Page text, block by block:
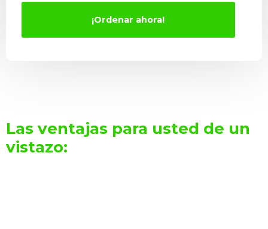
¡Ordenar ahora!
Las ventajas para usted de un
vistazo: